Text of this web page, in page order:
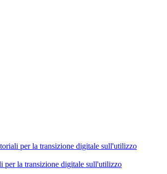
per la transizione digitale sull'utilizzo
la transizione digitale sull'utilizzo